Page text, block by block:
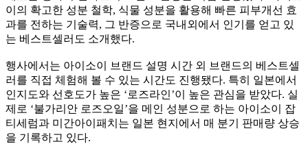
이의 확고한 성분 철학, 식물 성분을 활용해 빠른 피부개선 효
과를 전하는 기술력, 그 반증으로 국내외에서 인기를 얻고 있
는 베스트셀러도 소개했다.
행사에서는 아이소이 브랜드 설명 시간 외 브랜드의 베스트셀
러를 직접 체험해 볼 수 있는 시간도 진행됐다. 특히 일본에서
인지도와 선호도가 높은 ‘로즈라인’이 높은 관심을 받았다. 실
제로 ‘불가리안 로즈오일’을 메인 성분으로 하는 아이소이 잡
티세럼과 미간아이패치는 일본 현지에서 매 분기 판매량 상승
을 기록하고 있다.